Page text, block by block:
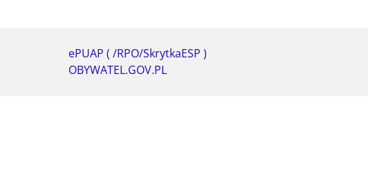
ePUAP ( /RPO/SkrytkaESP )
OBYWATEL.GOV.PL